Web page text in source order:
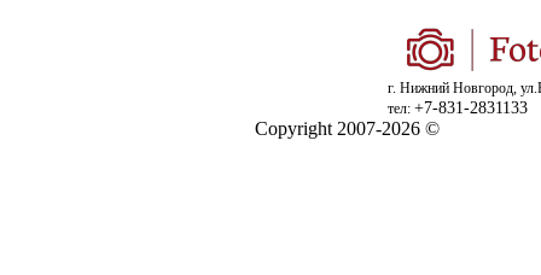
г. Нижний Новгород,
тел: +7-831-2831133
Copyright 2007-2026 ©